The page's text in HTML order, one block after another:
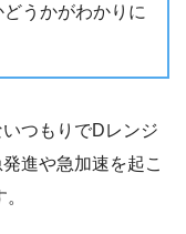
うかがわかりに
つもりでDレンジ
進や急加速を起こ